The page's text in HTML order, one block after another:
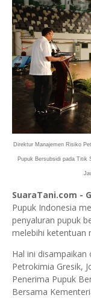
Direktur Manajemen Risiko
Pupuk Bersubsidi pada Titik
SuaraTani.com -
Pupuk Indonesia
penyaluran pupuk
melebihi ketentuan
Hal ini
Petrokimia Gresik,
Penerima Pupuk
Bersama